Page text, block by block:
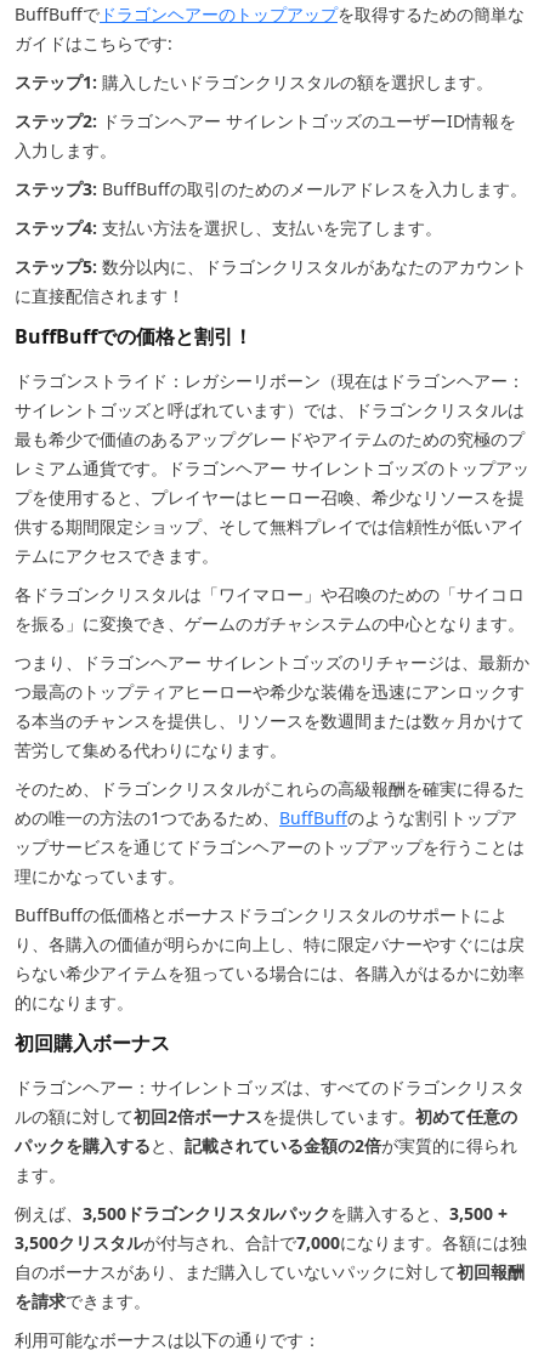
BuffBuffで ドラゴンヘアーのトップアップを取得するための簡単な
ガイドはこちらです:
ステップ1: 購入したいドラゴンクリスタルの額を選択します。
ステップ2: ドラゴンヘアー サイレントゴッズのユーザーID情報を
入力します。
ステップ3: BuffBuffの取引のためのメールアドレスを入力します。
ステップ4: 支払い方法を選択し、支払いを完了します。
ステップ5: 数分以内に、ドラゴンクリスタルがあなたのアカウント
に直接配信されます！
BuffBuffでの価格と割引！
ドラゴンストライド：レガシーリボーン（現在はドラゴンヘアー：
サイレントゴッズと呼ばれています）では、ドラゴンクリスタルは
最も希少で価値のあるアップグレードやアイテムのための究極のプ
レミアム通貨です。ドラゴンヘアー サイレントゴッズのトップアッ
プを使用すると、プレイヤーはヒーロー召喚、希少なリソースを提
供する期間限定ショップ、そして無料プレイでは信頼性が低いアイ
テムにアクセスできます。
各ドラゴンクリスタルは「ワイマロー」や召喚のための「サイコロ
を振る」に変換でき、ゲームのガチャシステムの中心となります。
つまり、ドラゴンヘアー サイレントゴッズのリチャージは、最新か
つ最高のトップティアヒーローや希少な装備を迅速にアンロックす
る本当のチャンスを提供し、リソースを数週間または数ヶ月かけて
苦労して集める代わりになります。
そのため、ドラゴンクリスタルがこれらの高級報酬を確実に得るた
めの唯一の方法の1つであるため、 BuffBuffのような割引トップア
ップサービスを通じてドラゴンヘアーのトップアップを行うことは
理にかなっています。
BuffBuffの低価格とボーナスドラゴンクリスタルのサポートによ
り、各購入の価値が明らかに向上し、特に限定バナーやすぐには戻
らない希少アイテムを狙っている場合には、各購入がはるかに効率
的になります。
初回購入ボーナス
ドラゴンヘアー：サイレントゴッズは、すべてのドラゴンクリスタ
ルの額に対して初回2倍ボーナスを提供しています。 初めて任意の
パックを購入すると、 記載されている金額の2倍が実質的に得られ
ます。
例えば、 3,500ドラゴンクリスタルパックを購入すると、 3,500 +
3,500クリスタルが付与され、合計で7,000になります。各額には独
自のボーナスがあり、まだ購入していないパックに対して初回報酬
を請求できます。
利用可能なボーナスは以下の通りです：